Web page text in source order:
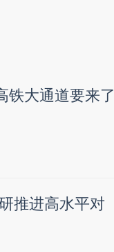
大通道要来了
推进高水平对